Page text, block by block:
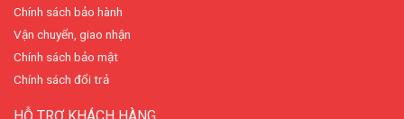
Chính sách bảo hành
Vận chuyển, giao nhận
Chính sách bảo mật
Chính sách đổi trả